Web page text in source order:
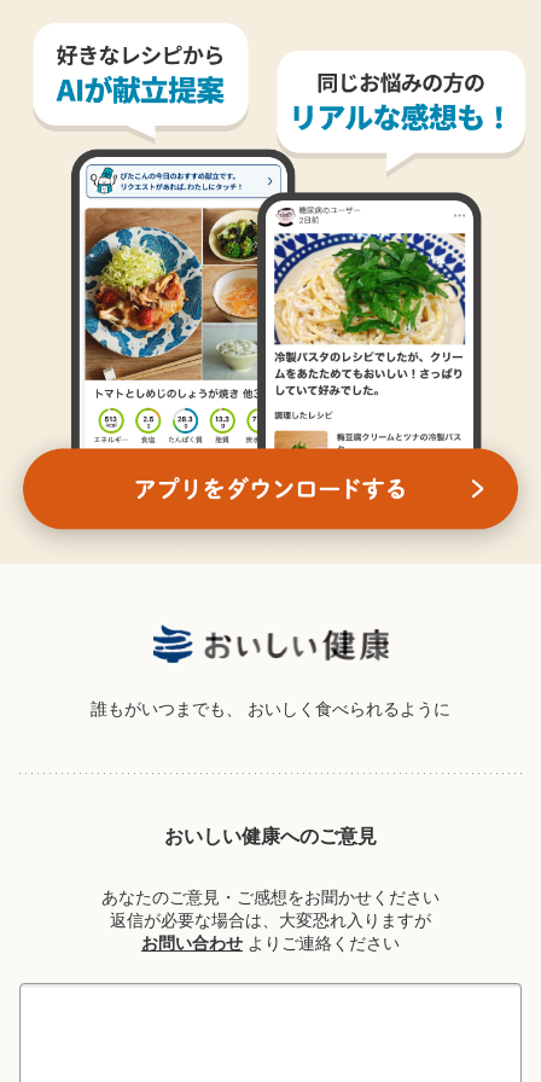
誰もがいつまでも、 おいしく食べられるように
おいしい健康へのご意見
あなたのご意見・ご感想をお聞かせください
返信が必要な場合は、大変恐れ入りますが
お問い合わせ よりご連絡ください